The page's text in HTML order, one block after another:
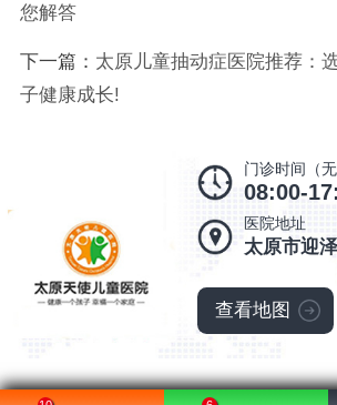
您解答
下一篇： 太原儿童抽动症医院推荐：
子健康成长!
门诊时间（
08:00-
医院地址
太原市迎
查看地图